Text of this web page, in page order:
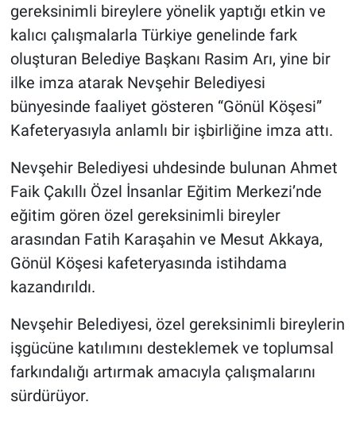
gereksinimli bireylere yönelik yaptığı etkin ve
kalıcı çalışmalarla Türkiye genelinde fark
oluşturan Belediye Başkanı Rasim Arı, yine bir
ilke imza atarak Nevşehir Belediyesi
bünyesinde faaliyet gösteren “Gönül Köşesi”
Kafeteryasıyla anlamlı bir işbirliğine imza attı.
Nevşehir Belediyesi uhdesinde bulunan Ahmet
Faik Çakıllı Özel İnsanlar Eğitim Merkezi’nde
eğitim gören özel gereksinimli bireyler
arasından Fatih Karaşahin ve Mesut Akkaya,
Gönül Köşesi kafeteryasında istihdama
kazandırıldı.
Nevşehir Belediyesi, özel gereksinimli bireylerin
işgücüne katılımını desteklemek ve toplumsal
farkındalığı artırmak amacıyla çalışmalarını
sürdürüyor.
Niğde
Aksaray
Kırşehir
Genel
Asayiş
Kültür - Sanat
Magazin
Çevre